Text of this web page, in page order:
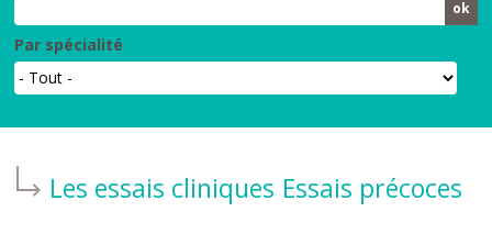
Par spécialité
Les essais cliniques Essais précoces